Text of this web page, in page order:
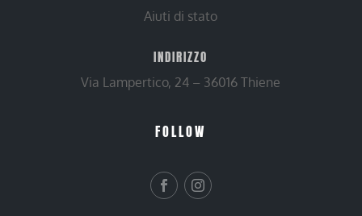
Aiuti di stato
INDIRIZZO
Via Lampertico, 24 – 36016 Thiene
FOLLOW